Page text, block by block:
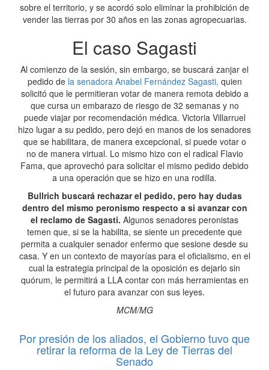
sobre el territorio, y se acordó solo eliminar la prohibición de
vender las tierras por 30 años en las zonas agropecuarias.
El caso Sagasti
Al comienzo de la sesión, sin embargo, se buscará zanjar el
pedido de la senadora Anabel Fernández Sagasti, quien
solicitó que le permitieran votar de manera remota debido a
que cursa un embarazo de riesgo de 32 semanas y no
puede viajar por recomendación médica. Victoria Villarruel
hizo lugar a su pedido, pero dejó en manos de los senadores
que se habilitara, de manera excepcional, si puede votar o
no de manera virtual. Lo mismo hizo con el radical Flavio
Fama, que aprovechó para solicitar el mismo pedido debido
a una operación que se hizo en una rodilla.
Bullrich buscará rechazar el pedido, pero hay dudas
dentro del mismo peronismo respecto a si avanzar con
el reclamo de Sagasti. Algunos senadores peronistas
temen que, si se la habilita, se siente un precedente que
permita a cualquier senador enfermo que sesione desde su
casa. Y en un contexto de mayorías para el oficialismo, en el
cual la estrategia principal de la oposición es dejarlo sin
quórum, le permitirá a LLA contar con más herramientas en
el futuro para avanzar con sus leyes.
MCM/MG
Por presión de los aliados, el Gobierno tuvo que
retirar la reforma de la Ley de Tierras del
Senado